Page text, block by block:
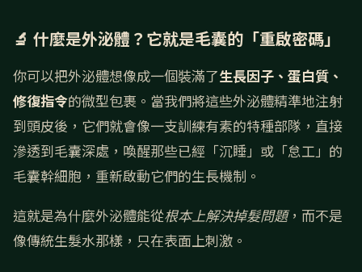
🔬 什麼是外泌體？它就是毛囊的「重啟密碼」
你可以把外泌體想像成一個裝滿了生長因子、蛋白質、
修復指令的微型包裹。當我們將這些外泌體精準地注射
到頭皮後，它們就會像一支訓練有素的特種部隊，直接
滲透到毛囊深處，喚醒那些已經「沉睡」或「怠工」的
毛囊幹細胞，重新啟動它們的生長機制。
這就是為什麼外泌體能從根本上解決掉髮問題，而不是
像傳統生髮水那樣，只在表面上刺激。